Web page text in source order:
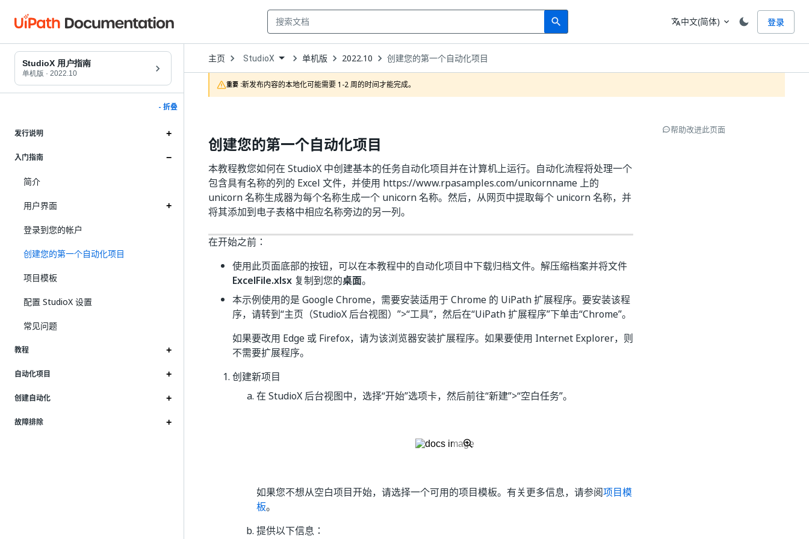
search
Search 语言
translate中文(简体) expand_more 登录
StudioX 用户指南
单机版 · 2022.10
- 折叠
发行说明
入门指南
简介
用户界面
登录到您的帐户
创建您的第一个自动化项目
项目模板
配置 StudioX 设置
常见问题
教程
自动化项目
创建自动化
故障排除
主页 Open
Dropdown
to
choose
product
StudioX 单机版 2022.10 创建您的第一个自动化项目
重要 :新发布内容的本地化可能需要 1-2 周的时间才能完成。
创建您的第一个自动化项目
本教程教您如何在 StudioX 中创建基本的任务自动化项目并在计算机上运行。自动化流程将处理一个
包含具有名称的列的 Excel 文件，并使用 https://www.rpasamples.com/unicornname 上的
unicorn 名称生成器为每个名称生成一个 unicorn 名称。然后，从网页中提取每个 unicorn 名称，并
将其添加到电子表格中相应名称旁边的另一列。
在开始之前：
使用此页面底部的按钮，可以在本教程中的自动化项目中下载归档文件。解压缩档案并将文件
ExcelFile.xlsx 复制到您的桌面。
本示例使用的是 Google Chrome，需要安装适用于 Chrome 的 UiPath 扩展程序。要安装该程
序，请转到“主页（StudioX 后台视图）”>“工具”，然后在“UiPath 扩展程序”下单击“Chrome”。
如果要改用 Edge 或 Firefox，请为该浏览器安装扩展程序。如果要使用 Internet Explorer，则
不需要扩展程序。
创建新项目
在 StudioX 后台视图中，选择“开始”选项卡，然后前往“新建”>“空白任务”。
如果您不想从空白项目开始，请选择一个可用的项目模板。有关更多信息，请参阅项目模
板。
提供以下信息：
帮助改进此页面